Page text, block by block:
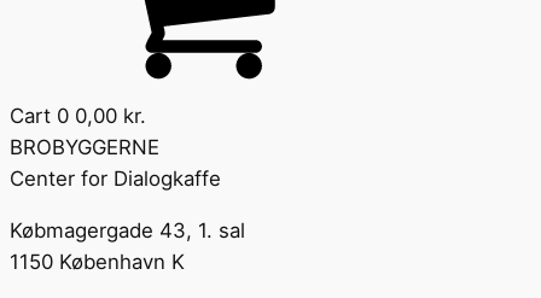
Cart 0 0,00 kr.
BROBYGGERNE
Center for Dialogkaffe
Købmagergade 43, 1. sal
1150 København K